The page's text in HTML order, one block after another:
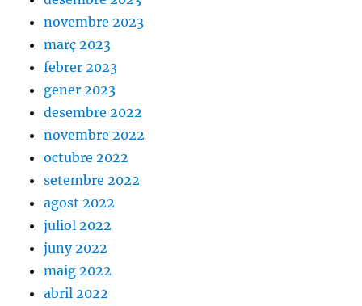
novembre 2023
març 2023
febrer 2023
gener 2023
desembre 2022
novembre 2022
octubre 2022
setembre 2022
agost 2022
juliol 2022
juny 2022
maig 2022
abril 2022